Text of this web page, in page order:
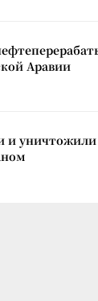
Аравии
и